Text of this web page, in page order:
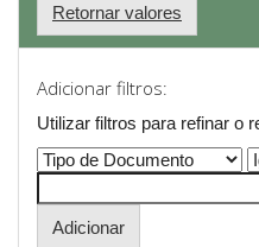
Retornar valores
Adicionar filtros:
Utilizar filtros para refinar o